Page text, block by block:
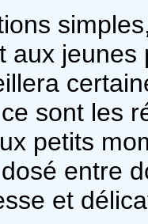
aux
sont les
petits
entre
et